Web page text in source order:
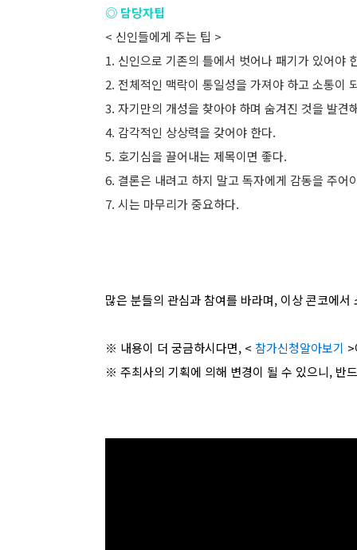
◎ 담당자팁
< 신인들에게 주는 팁 >
1. 신인으로 기존의 틀에서 벗어나 패기가 있어야
2. 전체적인 맥락이 통일성을 가져야 하고 소통이
3. 자기만의 개성을 찾아야 하며 숨겨진 것을 발견
4. 감각적인 상상력을 갖어야 한다.
5. 호기심을 끌어내는 제목이면 좋다.
6. 결론은 내려고 하지 말고 독자에게 감동을 주어
7. 시는 마무리가 중요하다.
많은 분들의 관심과 참여를 바라며, 이상 콘코에서
※ 내용이 더 궁금하시다면, < 참가신청알아보기
※ 주최사의 기획에 의해 변경이 될 수 있으니, 반